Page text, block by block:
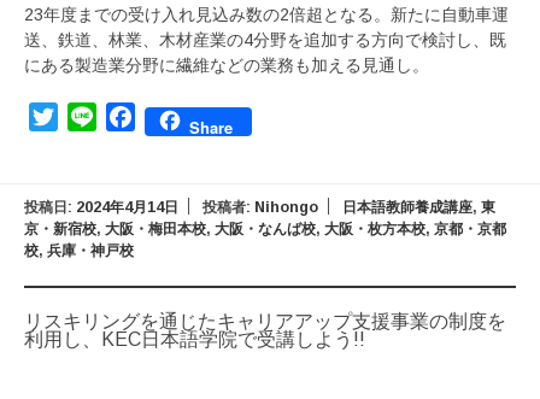
23年度までの受け入れ見込み数の2倍超となる。新たに自動車運
送、鉄道、林業、木材産業の4分野を追加する方向で検討し、既
にある製造業分野に繊維などの業務も加える見通し。
TwitterLine FacebookShare
投稿日: 2024年4月14日 投稿者: Nihongo 日本語教師養成講座, 東
京・新宿校, 大阪・梅田本校, 大阪・なんば校, 大阪・枚方本校, 京都・京都
校, 兵庫・神戸校
リスキリングを通じたキャリアアップ支援事業の制度を
利用し、KEC日本語学院で受講しよう!!